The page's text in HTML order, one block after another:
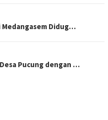
Medangasem Didug…
Desa Pucung dengan …